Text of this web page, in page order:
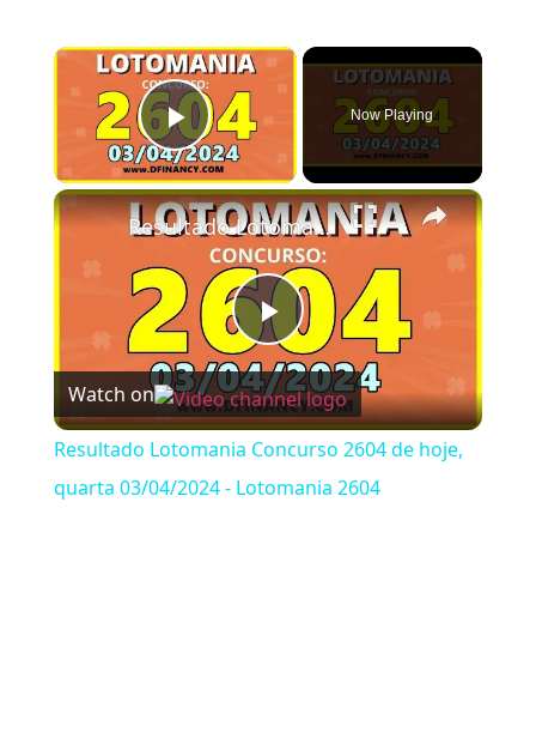
×
Play Video
Now Playing
×
Play Video
Resultado Lotomania Concurso 2604 de hoje, quarta 03/04/2024 - Lotomania 2604
Watch on
Resultado Lotomania Concurso 2604 de hoje,
quarta 03/04/2024 - Lotomania 2604